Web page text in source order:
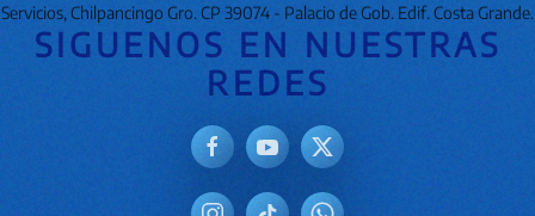
Servicios, Chilpancingo Gro. CP 39074 - Palacio de Gob. Edif. Costa Grande.
SIGUENOS EN NUESTRAS
REDES